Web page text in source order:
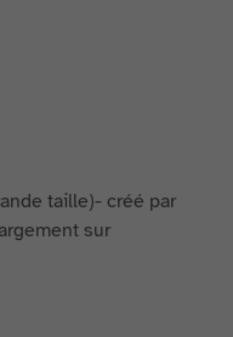
taille)- créé par
sur